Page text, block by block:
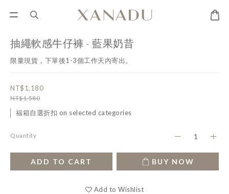
抽繩軟感牛仔褲 - 藍果奶昔
限量現貨，下單後1-3個工作天內寄出。
NT$1,180
NT$1,580
福箱自選折扣 on selected categories
Quantity
ADD TO CART BUY NOW
Add to Wishlist